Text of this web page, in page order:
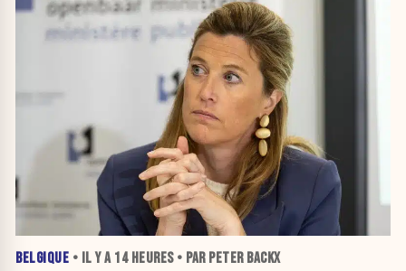
BELGIQUE • IL Y A 14 HEURES• PAR PETER BACKX